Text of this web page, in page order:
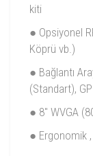
kiti
● Opsiyonel
Köprü vb.)
● Bağlantı
(Standart),
● 8" WVGA
● Ergonomik